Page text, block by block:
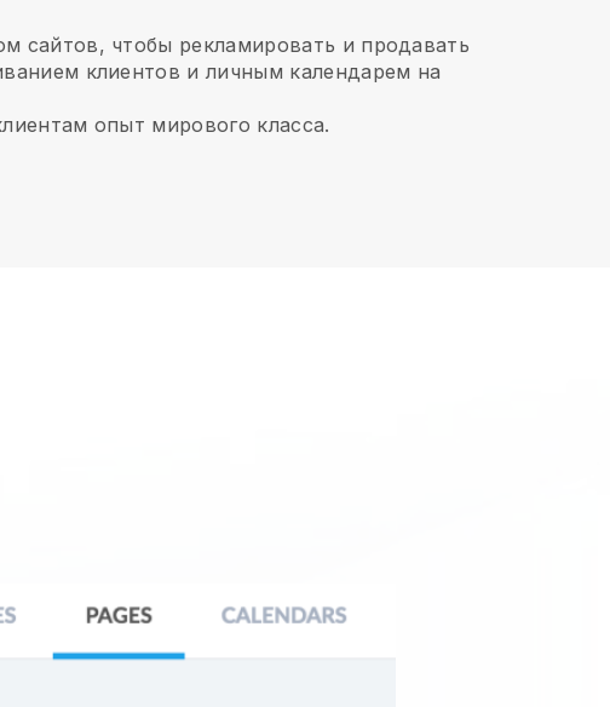
сайтов, чтобы рекламировать и продавать
клиентов и личным календарем на
опыт мирового класса.